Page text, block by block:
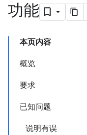
功能
本页内容
概览
要求
已知问题
说明有误